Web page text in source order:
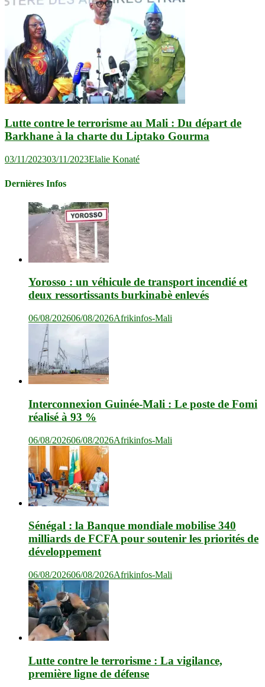
Lutte contre le terrorisme au Mali : Du départ de
Barkhane à la charte du Liptako Gourma
03/11/202303/11/2023Elalie Konaté
Dernières Infos
Yorosso : un véhicule de transport incendié et
deux ressortissants burkinabè enlevés
06/08/202606/08/2026Afrikinfos-Mali
Interconnexion Guinée-Mali : Le poste de Fomi
réalisé à 93 %
06/08/202606/08/2026Afrikinfos-Mali
Sénégal : la Banque mondiale mobilise 340
milliards de FCFA pour soutenir les priorités de
développement
06/08/202606/08/2026Afrikinfos-Mali
Lutte contre le terrorisme : La vigilance,
première ligne de défense